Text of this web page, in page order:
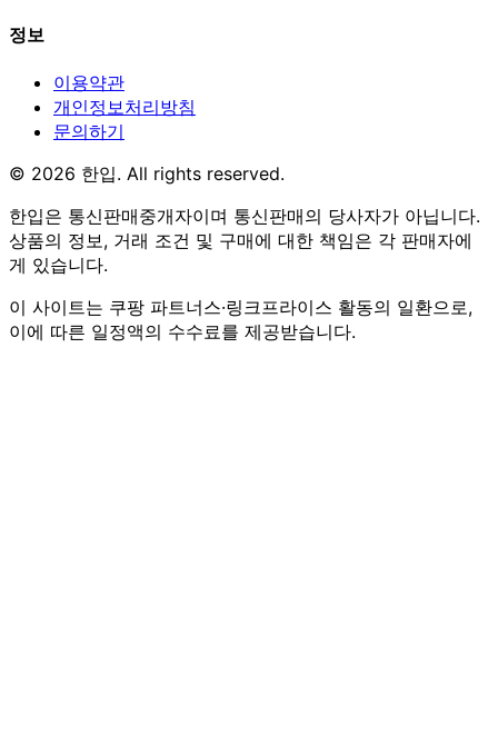
정보
이용약관
개인정보처리방침
문의하기
© 2026 한입. All rights reserved.
한입은 통신판매중개자이며 통신판매의 당사자가 아닙니다.
상품의 정보, 거래 조건 및 구매에 대한 책임은 각 판매자에
게 있습니다.
이 사이트는 쿠팡 파트너스·링크프라이스 활동의 일환으로,
이에 따른 일정액의 수수료를 제공받습니다.